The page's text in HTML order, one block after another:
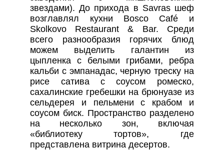
звездами). До прихода в Savras шеф
возглавлял кухни Bosco Café и
Skolkovo Restaurant & Bar. Среди
всего разнообразия горячих блюд
можем выделить галантин из
цыпленка с белыми грибами, ребра
кальби с эмпанадас, черную треску на
рисе сатива с соусом ромеско,
сахалинские гребешки на брюнуазе из
сельдерея и пельмени с крабом и
соусом биск. Пространство разделено
на несколько зон, включая
«библиотеку тортов», где
представлена витрина десертов.